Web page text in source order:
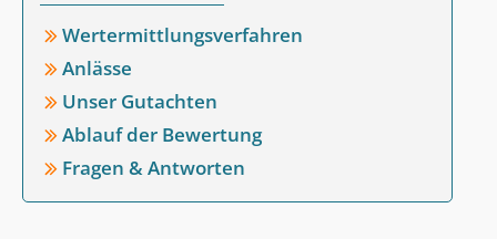
Wertermittlungsverfahren
Anlässe
Unser Gutachten
Ablauf der Bewertung
Fragen & Antworten